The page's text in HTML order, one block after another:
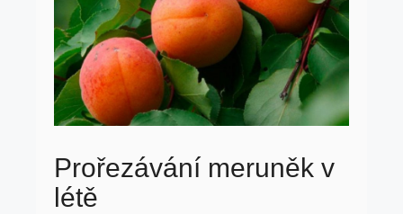
Prořezávání meruněk v
létě